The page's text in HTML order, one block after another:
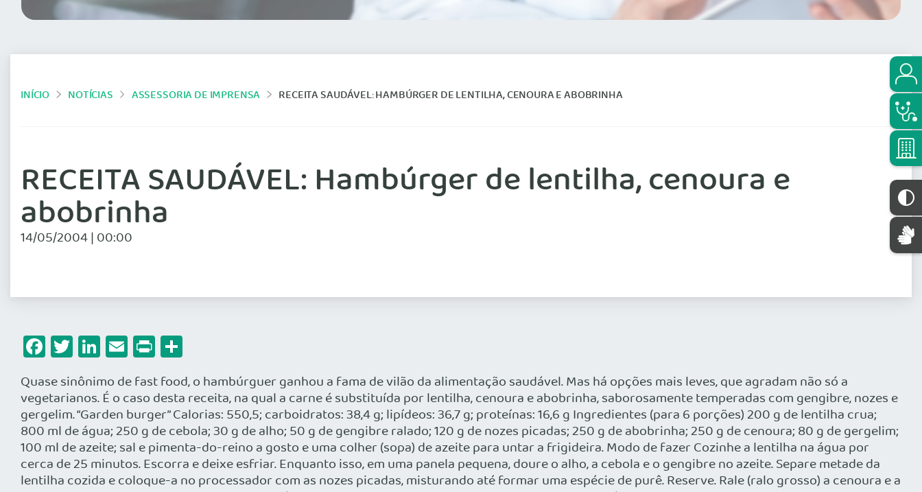
INÍCIO NOTÍCIAS ASSESSORIA DE IMPRENSA RECEITA SAUDÁVEL: HAMBÚRGER DE LENTILHA, CENOURA E ABOBRINHA
RECEITA SAUDÁVEL: Hambúrger de lentilha, cenoura e
abobrinha
14/05/2004 | 00:00
Facebook
Twitter
LinkedIn
Email
Print
Quase sinônimo de fast food, o hambúrguer ganhou a fama de vilão da alimentação saudável. Mas há opções mais leves, que agradam não só a
vegetarianos. É o caso desta receita, na qual a carne é substituída por lentilha, cenoura e abobrinha, saborosamente temperadas com gengibre, nozes e
gergelim. “Garden burger” Calorias: 550,5; carboidratos: 38,4 g; lipídeos: 36,7 g; proteínas: 16,6 g Ingredientes (para 6 porções) 200 g de lentilha crua;
800 ml de água; 250 g de cebola; 30 g de alho; 50 g de gengibre ralado; 120 g de nozes picadas; 250 g de abobrinha; 250 g de cenoura; 80 g de gergelim;
100 ml de azeite; sal e pimenta-do-reino a gosto e uma colher (sopa) de azeite para untar a frigideira. Modo de fazer Cozinhe a lentilha na água por
cerca de 25 minutos. Escorra e deixe esfriar. Enquanto isso, em uma panela pequena, doure o alho, a cebola e o gengibre no azeite. Separe metade da
lentilha cozida e coloque-a no processador com as nozes picadas, misturando até formar uma espécie de purê. Reserve. Rale (ralo grosso) a cenoura e a